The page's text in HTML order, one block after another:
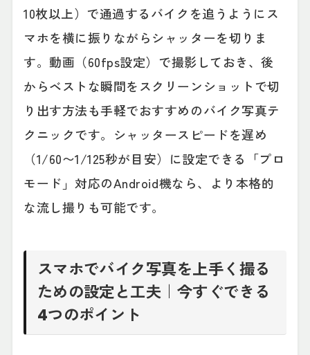
10枚以上）で通過するバイクを追うようにス
マホを横に振りながらシャッターを切りま
す。動画（60fps設定）で撮影しておき、後
からベストな瞬間をスクリーンショットで切
り出す方法も手軽でおすすめのバイク写真テ
クニックです。シャッタースピードを遅め
（1/60〜1/125秒が目安）に設定できる「プロ
モード」対応のAndroid機なら、より本格的
な流し撮りも可能です。
スマホでバイク写真を上手く撮る
ための設定と工夫｜今すぐできる
4つのポイント